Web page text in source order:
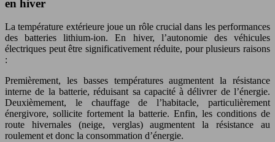
en hiver
La température extérieure joue un rôle crucial dans les performances
des batteries lithium-ion. En hiver, l’autonomie des véhicules
électriques peut être significativement réduite, pour plusieurs raisons
:
Premièrement, les basses températures augmentent la résistance
interne de la batterie, réduisant sa capacité à délivrer de l’énergie.
Deuxièmement, le chauffage de l’habitacle, particulièrement
énergivore, sollicite fortement la batterie. Enfin, les conditions de
route hivernales (neige, verglas) augmentent la résistance au
roulement et donc la consommation d’énergie.